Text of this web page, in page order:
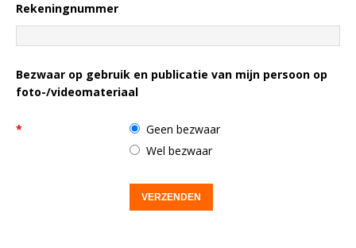
Rekeningnummer
Bezwaar op gebruik en publicatie van mijn persoon op
foto-/videomateriaal
*
Geen bezwaar
Wel bezwaar